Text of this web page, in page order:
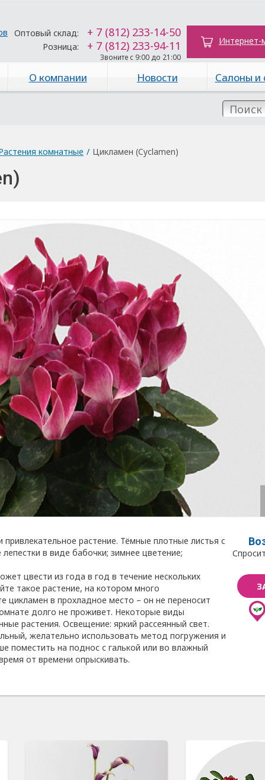
Оптовый склад: + 7 (812) 233-14-50
Розница: + 7 (812) 233-94-11
Звоните с 9:00 до 21:00
Интернет-
О компании Новости Салоны и
комнатные / Цикламен (Cyclamen)
растение. Тёмные плотные листья с
в виде бабочки; зимнее цветение;
цвести из года в год в течение нескольких
такое растение, на котором много
цикламен в прохладное место – он не переносит
долго не проживет. Некоторые виды
растения. Освещение: яркий рассеянный свет.
желательно использовать метод погружения и
поместить на поднос с галькой или во влажный
от времени опрыскивать.